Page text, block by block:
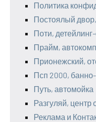
Политика
Постоялый
Поти,
Прайм,
Прионежский,
Псп 2000,
Путь, автомойка
Разгуляй, центр
Реклама и